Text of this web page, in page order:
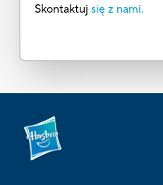
Skontaktuj się z nami.